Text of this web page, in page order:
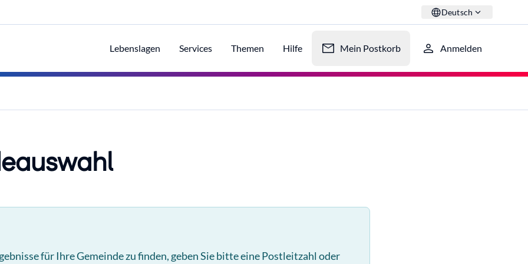
Deutsch
Lebenslagen Services Themen Hilfe Mein Postkorb Anmelden
für Ihre Gemeinde zu finden, geben Sie bitte eine Postleitzahl oder